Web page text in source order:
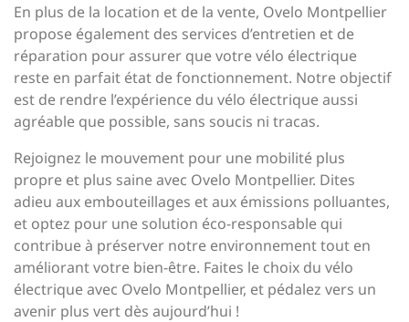
En plus de la location et de la vente, Ovelo Montpellier
propose également des services d’entretien et de
réparation pour assurer que votre vélo électrique
reste en parfait état de fonctionnement. Notre objectif
est de rendre l’expérience du vélo électrique aussi
agréable que possible, sans soucis ni tracas.
Rejoignez le mouvement pour une mobilité plus
propre et plus saine avec Ovelo Montpellier. Dites
adieu aux embouteillages et aux émissions polluantes,
et optez pour une solution éco-responsable qui
contribue à préserver notre environnement tout en
améliorant votre bien-être. Faites le choix du vélo
électrique avec Ovelo Montpellier, et pédalez vers un
avenir plus vert dès aujourd’hui !